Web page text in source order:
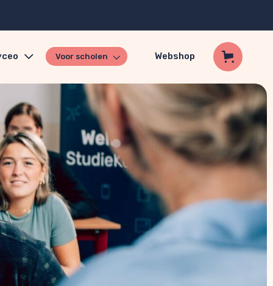
Voor scholen Webshop